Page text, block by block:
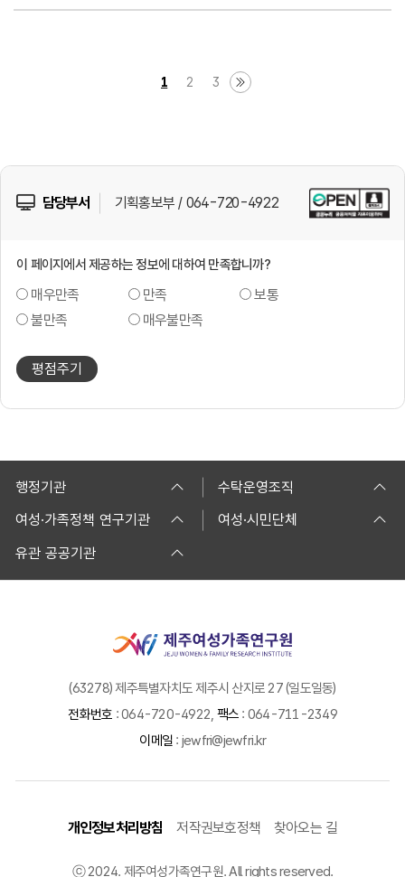
1 2 3
담당부서 기획홍보부 / 064-720-4922
이 페이지에서 제공하는 정보에 대하여 만족합니까?
매우만족 만족
보통
불만족
매우불만족
평점주기
행정기관
수탁운영조직
여성·가족정책 연구기관
여성·시민단체
유관 공공기관
(63278) 제주특별자치도 제주시 산지로 27 (일도일동)
전화번호 : 064-720-4922, 팩스 : 064-711-2349
이메일 : jewfri@jewfri.kr
개인정보처리방침 저작권보호정책 찾아오는 길
ⓒ 2024. 제주여성가족연구원. All rights reserved.